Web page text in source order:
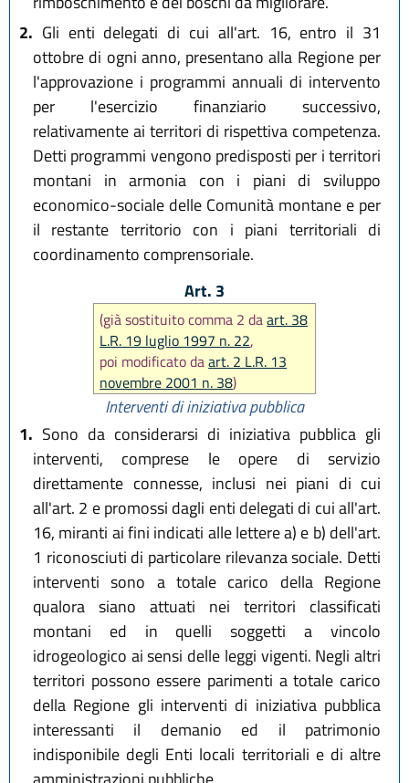
2. Gli enti delegati di cui all'art. 16, entro il 31
ottobre di ogni anno, presentano alla Regione per
l'approvazione i programmi annuali di intervento
per l'esercizio finanziario successivo,
relativamente ai territori di rispettiva competenza.
Detti programmi vengono predisposti per i territori
montani in armonia con i piani di sviluppo
economico-sociale delle Comunità montane e per
il restante territorio con i piani territoriali di
coordinamento comprensoriale.
Art. 3
(già sostituito comma 2 daart. 38
L.R. 19 luglio 1997 n. 22,
poi modificato daart. 2 L.R. 13
novembre 2001 n. 38)
Interventi di iniziativa pubblica
1. Sono da considerarsi di iniziativa pubblica gli
interventi, comprese le opere di servizio
direttamente connesse, inclusi nei piani di cui
all'art. 2 e promossi dagli enti delegati di cui all'art.
16, miranti ai fini indicati alle lettere a) e b) dell'art.
1 riconosciuti di particolare rilevanza sociale. Detti
interventi sono a totale carico della Regione
qualora siano attuati nei territori classificati
montani ed in quelli soggetti a vincolo
idrogeologico ai sensi delle leggi vigenti. Negli altri
territori possono essere parimenti a totale carico
della Regione gli interventi di iniziativa pubblica
interessanti il demanio ed il patrimonio
indisponibile degli Enti locali territoriali e di altre